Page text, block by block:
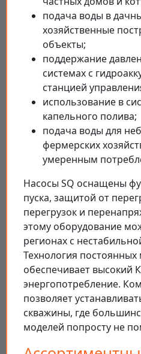
подача воды в
хозяйственные
объекты;
поддержание
системах с
станцией
использование в
капельного полива;
подача воды для
фермерских
умеренным
Насосы SQ оснащены
пуска, защитой от
перегрузок и
этому оборудование
регионах с
Технология постоянных
обеспечивает высокий
энергопотребление.
позволяет
скважины, где
моделей попросту не